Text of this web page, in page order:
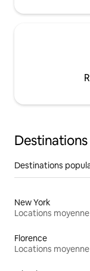
Destinations
New York
Florence